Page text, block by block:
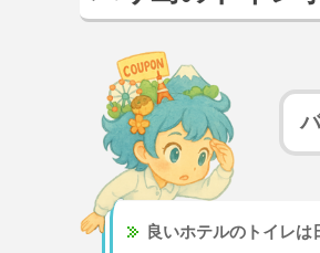
良いホテルのトイレは